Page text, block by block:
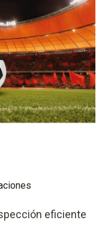
eficiente